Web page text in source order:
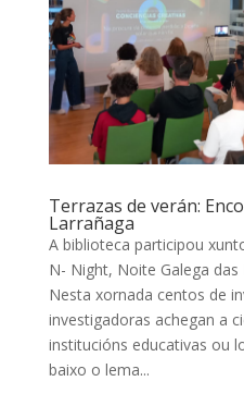
Terrazas de verán:
Larrañaga
A biblioteca participou
N- Night, Noite Galega
Nesta xornada centos de
investigadoras achegan a
institucións educativas ou
baixo o lema...